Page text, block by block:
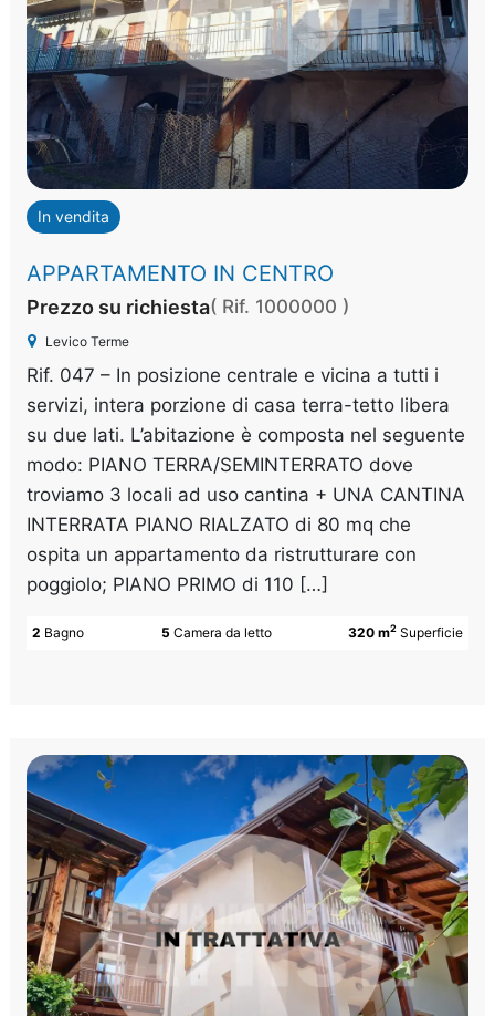
In vendita
APPARTAMENTO IN CENTRO
Prezzo su richiesta( Rif. 1000000 )
Levico Terme
Rif. 047 – In posizione centrale e vicina a tutti i
servizi, intera porzione di casa terra-tetto libera
su due lati. L’abitazione è composta nel seguente
modo: PIANO TERRA/SEMINTERRATO dove
troviamo 3 locali ad uso cantina + UNA CANTINA
INTERRATA PIANO RIALZATO di 80 mq che
ospita un appartamento da ristrutturare con
poggiolo; PIANO PRIMO di 110 […]
320 m2 Superficie
5 Camera da letto
2 Bagno